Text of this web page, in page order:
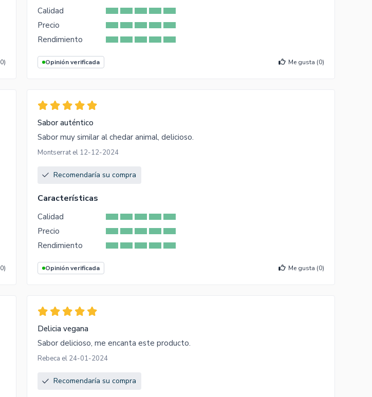
0)
Calidad
Precio
Rendimiento
Opinión verificada Me gusta (0)
0)
Sabor auténtico
Sabor muy similar al chedar animal, delicioso.
Montserrat el 12-12-2024
Recomendaría su compra
Características
Calidad
Precio
Rendimiento
Opinión verificada Me gusta (0)
Delicia vegana
Sabor delicioso, me encanta este producto.
Rebeca el 24-01-2024
Recomendaría su compra